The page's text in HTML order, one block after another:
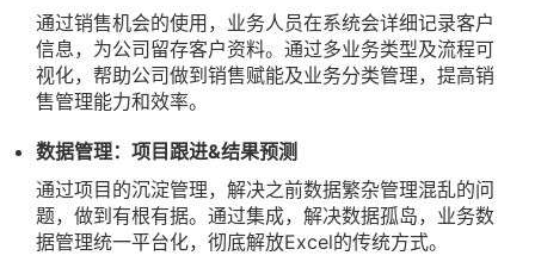
通过销售机会的使用，业务人员在系统会详细记录客户
信息，为公司留存客户资料。通过多业务类型及流程可
视化，帮助公司做到销售赋能及业务分类管理，提高销
售管理能力和效率。
数据管理：项目跟进&结果预测
通过项目的沉淀管理，解决之前数据繁杂管理混乱的问
题，做到有根有据。通过集成，解决数据孤岛，业务数
据管理统一平台化，彻底解放Excel的传统方式。